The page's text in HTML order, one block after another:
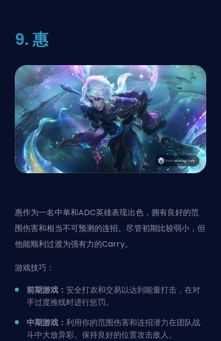
9. 惠
惠作为一名中单和ADC英雄表现出色，拥有良好的范
围伤害和相当不可预测的连招。尽管初期比较弱小，但
他能顺利过渡为强有力的Carry。
游戏技巧：
前期游戏： 安全打农和交易以达到能量打击，在对
手过度推线时进行惩罚。
中期游戏： 利用你的范围伤害和连招潜力在团队战
斗中大放异彩。保持良好的位置攻击敌人。